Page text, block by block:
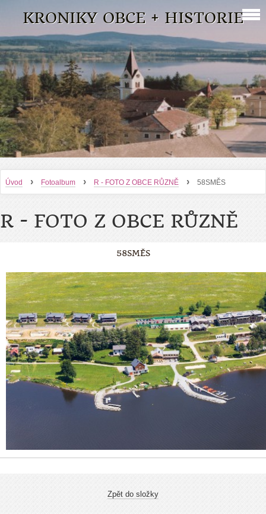
KRONIKY OBCE + HISTORIE
Úvod › Fotoalbum › R - FOTO Z OBCE RŮZNĚ › 58SMĚS
R - FOTO Z OBCE RŮZNĚ
58SMĚS
Zpět do složky